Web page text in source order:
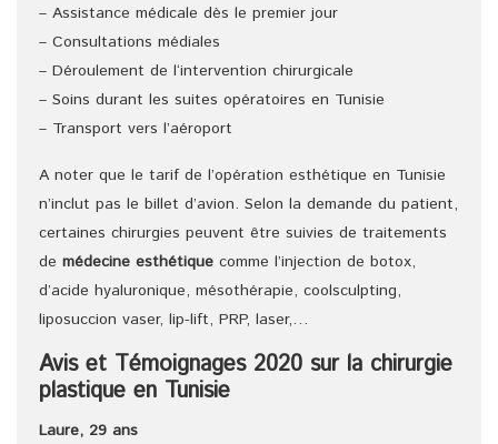
– Assistance médicale dès le premier jour
– Consultations médiales
– Déroulement de l‘intervention chirurgicale
– Soins durant les suites opératoires en Tunisie
– Transport vers l’aéroport
A noter que le tarif de l’opération esthétique en Tunisie
n’inclut pas le billet d’avion. Selon la demande du patient,
certaines chirurgies peuvent être suivies de traitements
de médecine esthétique comme l’injection de botox,
d’acide hyaluronique, mésothérapie, coolsculpting,
liposuccion vaser, lip-lift, PRP, laser,…
Avis et Témoignages 2020 sur la chirurgie
plastique en Tunisie
Laure, 29 ans